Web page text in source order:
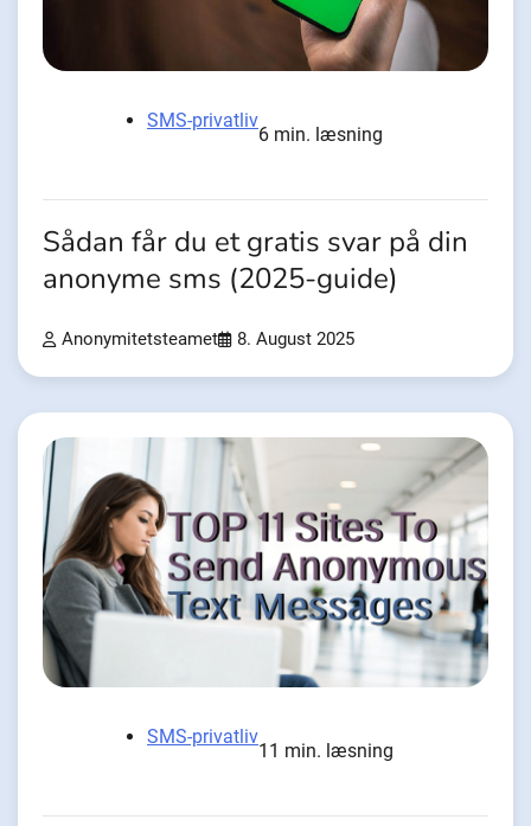
SMS-privatliv
6 min. læsning
Sådan får du et gratis svar på din
anonyme sms (2025-guide)
Anonymitetsteamet 8. August 2025
SMS-privatliv
11 min. læsning